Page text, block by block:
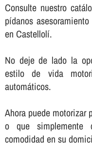
Consulte nuestro
pí­danos
en Castellolí.
No deje de lado la
estilo de vida
automáticos.
Ahora puede motorizar
o que simplemente
comodidad en su